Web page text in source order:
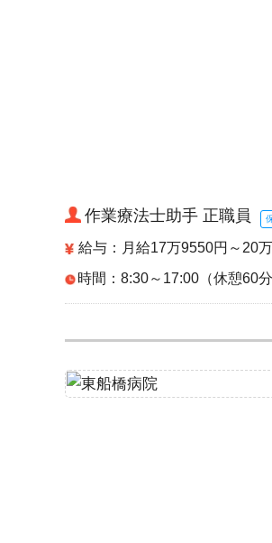
作業療法士助手 正職員
給与：月給17万9550円～20
時間：8:30～17:00（休憩60分